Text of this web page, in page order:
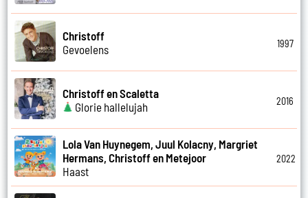
Christoff
Gevoelens
1997
Christoff en Scaletta
Glorie hallelujah
2016
Lola Van Huynegem, Juul Kolacny, Margriet
Hermans, Christoff en Metejoor
Haast
2022